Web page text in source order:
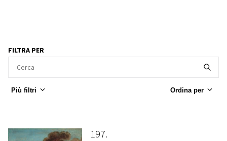
FILTRA PER
Più filtri Ordina per
197